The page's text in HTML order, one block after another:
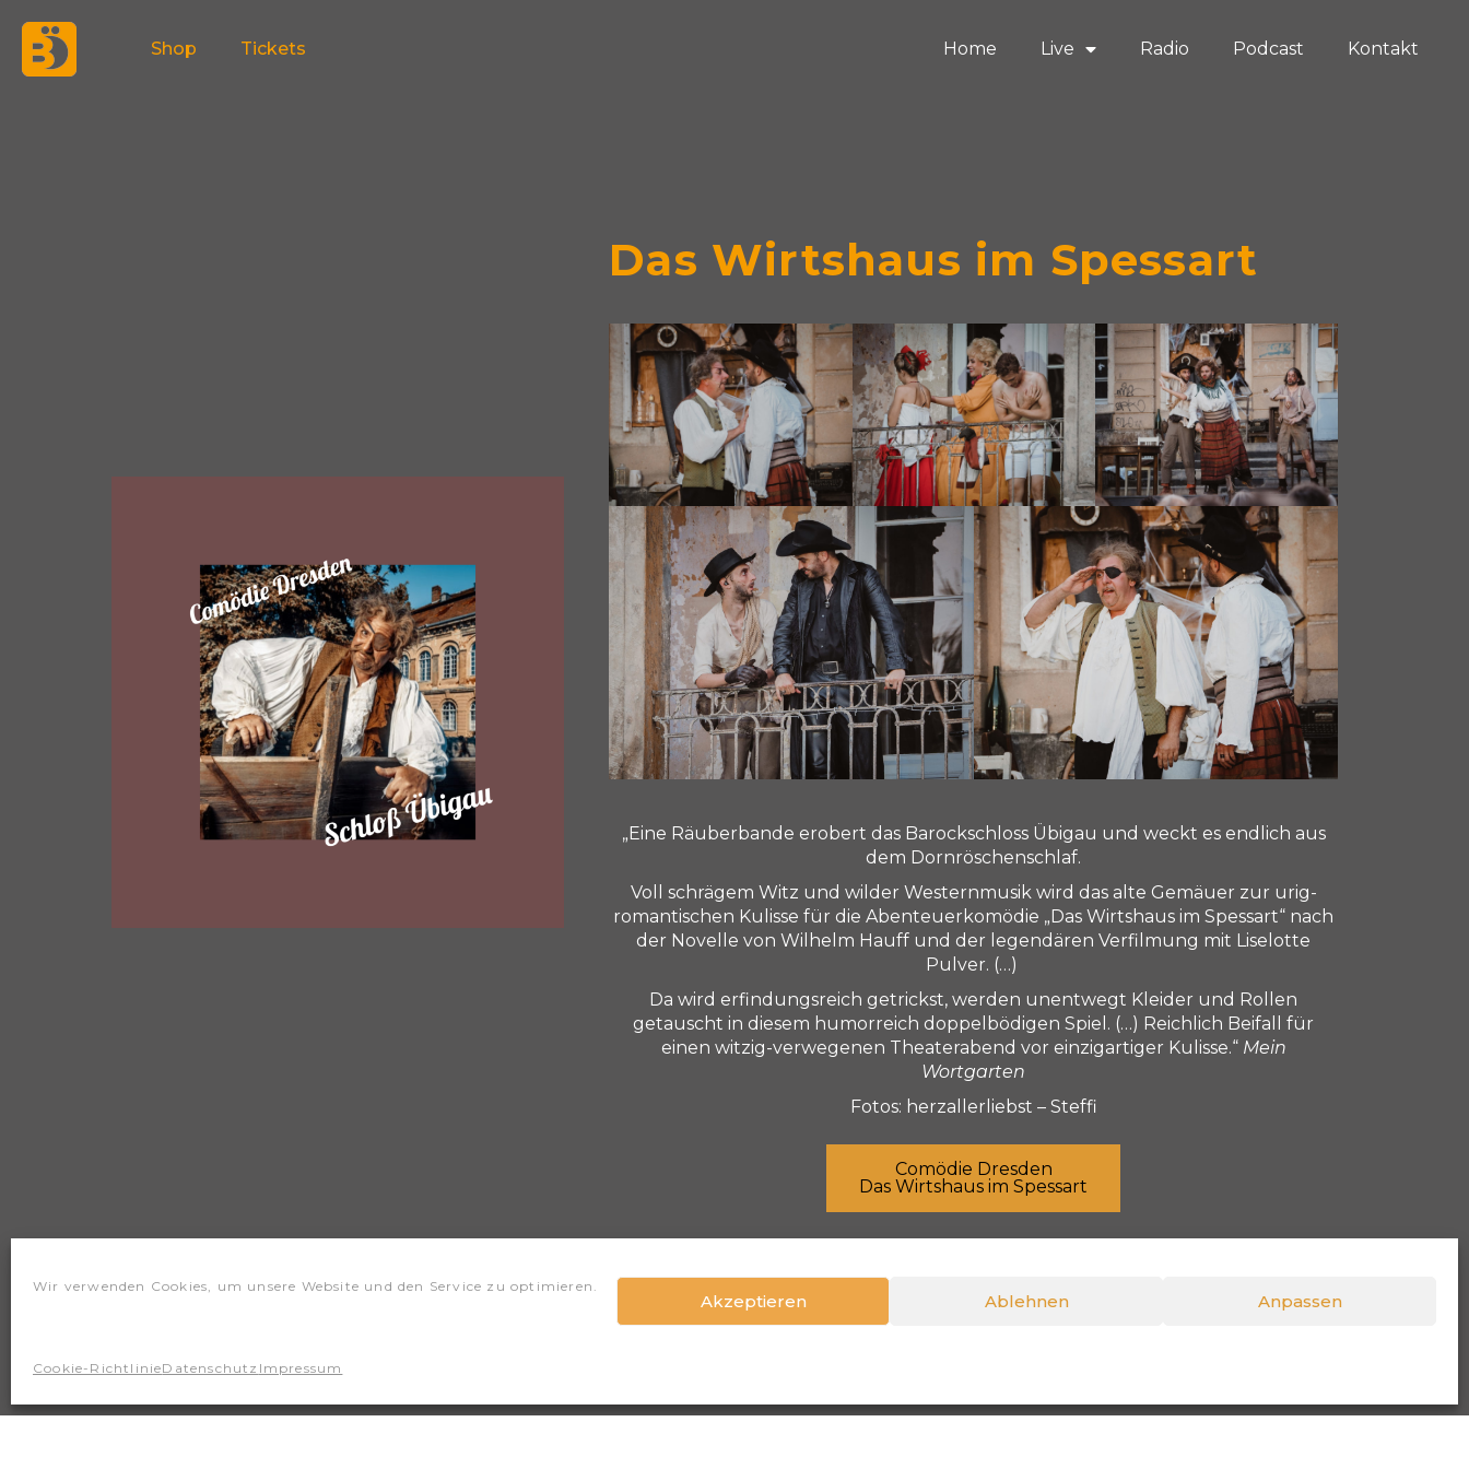
Wir verwenden Cookies, um unsere Website und den Service zu optimieren.
Akzeptieren Ablehnen Anpassen
Cookie-RichtlinieDatenschutz Impressum
Zum
Inhalt
Shop Tickets Home Live Radio Podcast Kontakt
Das Wirtshaus im Spessart
„Eine Räuberbande erobert das Barockschloss Übigau und weckt es endlich aus
dem Dornröschenschlaf.
Voll schrägem Witz und wilder Westernmusik wird das alte Gemäuer zur urig-
romantischen Kulisse für die Abenteuerkomödie „Das Wirtshaus im Spessart“ nach
der Novelle von Wilhelm Hauff und der legendären Verfilmung mit Liselotte
Pulver. (…)
Da wird erfindungsreich getrickst, werden unentwegt Kleider und Rollen
getauscht in diesem humorreich doppelbödigen Spiel. (…) Reichlich Beifall für
einen witzig-verwegenen Theaterabend vor einzigartiger Kulisse.“ Mein
Wortgarten
Fotos: herzallerliebst – Steffi
Comödie Dresden
Das Wirtshaus im Spessart
Prev